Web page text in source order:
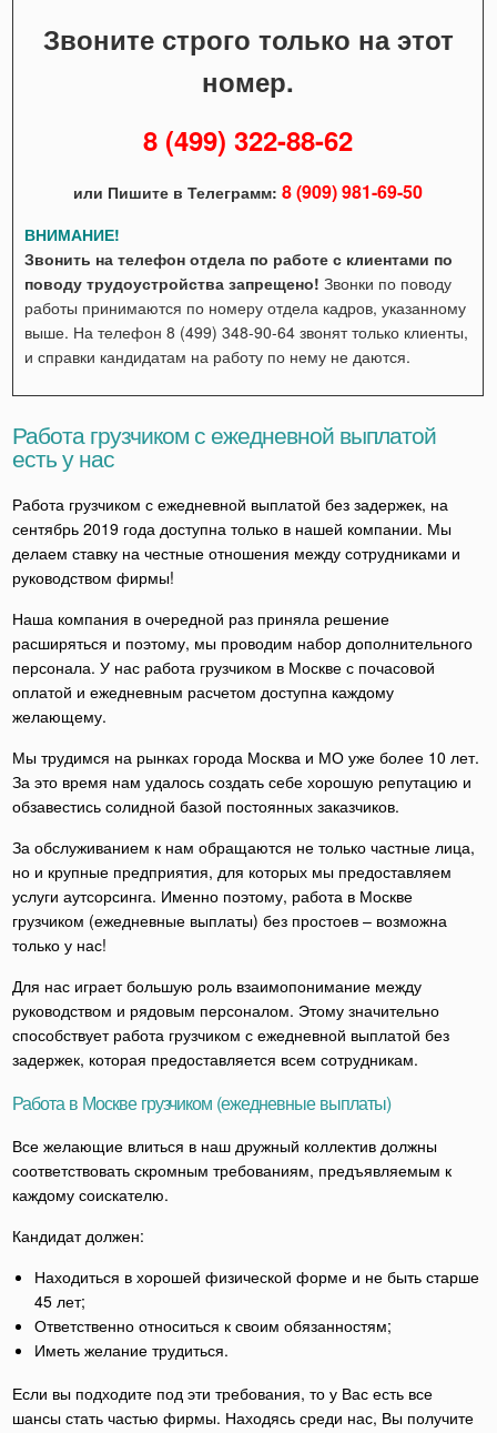
Звоните строго только на этот
номер.
8 (499) 322-88-62
или Пишите в Телеграмм: 8 (909) 981-69-50
ВНИМАНИЕ!
Звонить на телефон отдела по работе с клиентами по
поводу трудоустройства запрещено! Звонки по поводу
работы принимаются по номеру отдела кадров, указанному
выше. На телефон 8 (499) 348-90-64 звонят только клиенты,
и справки кандидатам на работу по нему не даются.
Работа грузчиком с ежедневной выплатой
есть у нас
Работа грузчиком с ежедневной выплатой без задержек, на
сентябрь 2019 года доступна только в нашей компании. Мы
делаем ставку на честные отношения между сотрудниками и
руководством фирмы!
Наша компания в очередной раз приняла решение
расширяться и поэтому, мы проводим набор дополнительного
персонала. У нас работа грузчиком в Москве с почасовой
оплатой и ежедневным расчетом доступна каждому
желающему.
Мы трудимся на рынках города Москва и МО уже более 10 лет.
За это время нам удалось создать себе хорошую репутацию и
обзавестись солидной базой постоянных заказчиков.
За обслуживанием к нам обращаются не только частные лица,
но и крупные предприятия, для которых мы предоставляем
услуги аутсорсинга. Именно поэтому, работа в Москве
грузчиком (ежедневные выплаты) без простоев – возможна
только у нас!
Для нас играет большую роль взаимопонимание между
руководством и рядовым персоналом. Этому значительно
способствует работа грузчиком с ежедневной выплатой без
задержек, которая предоставляется всем сотрудникам.
Работа в Москве грузчиком (ежедневные выплаты)
Все желающие влиться в наш дружный коллектив должны
соответствовать скромным требованиям, предъявляемым к
каждому соискателю.
Кандидат должен:
Находиться в хорошей физической форме и не быть старше
45 лет;
Ответственно относиться к своим обязанностям;
Иметь желание трудиться.
Если вы подходите под эти требования, то у Вас есть все
шансы стать частью фирмы. Находясь среди нас, Вы получите